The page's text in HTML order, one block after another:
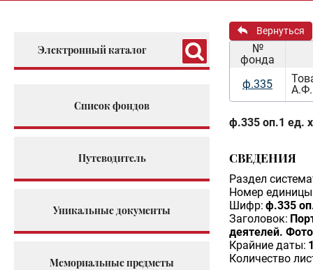
Электронный каталог
Список фондов
Путеводитель
Уникальные документы
Мемориальные предметы
Вернуться
№
фонда
ф.335
А.Ф.
ф.335 оп.1 ед.
СВЕДЕНИЯ
Раздел
Номер единицы
Шифр: ф.335
Заголовок:
деятелей.
Крайние даты:
Количество